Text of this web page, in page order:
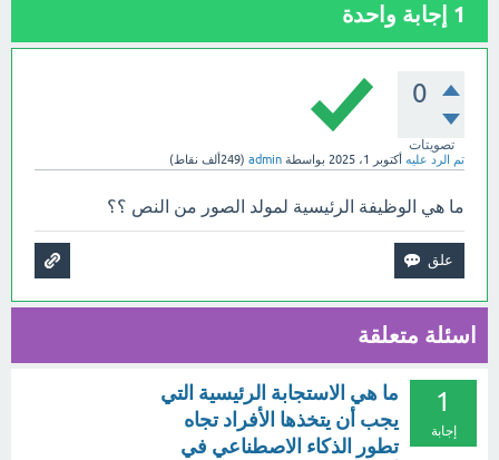
1 إجابة واحدة
0
تصويتات
تم الرد عليه أكتوبر 1، 2025 بواسطة admin
(249ألف نقاط)
ما هي الوظيفة الرئيسية لمولد الصور من النص ؟؟
اسئلة متعلقة
1
إجابة
ما هي الاستجابة الرئيسية التي
يجب أن يتخذها الأفراد تجاه
تطور الذكاء الاصطناعي في